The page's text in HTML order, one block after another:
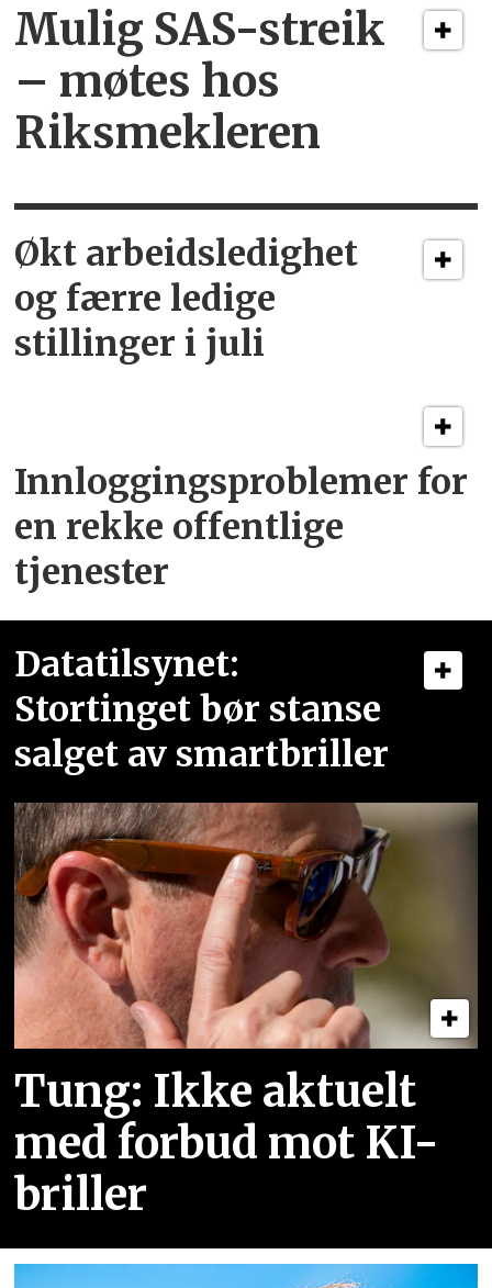
Mulig SAS-streik
– møtes hos
Riksmekleren
Økt arbeidsledighet
og færre ledige
stillinger i juli
Innloggingsproblemer for
en rekke offentlige
tjenester
Datatilsynet:
Stortinget bør stanse
salget av smartbriller
Tung: Ikke aktuelt
med forbud mot KI-
briller